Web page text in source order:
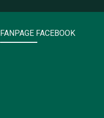
FANPAGE FACEBOOK